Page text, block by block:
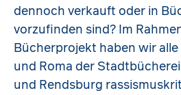
dennoch verkauft oder in
vorzufinden sind? Im
Bücherprojekt haben wir
und Roma der
und Rendsburg